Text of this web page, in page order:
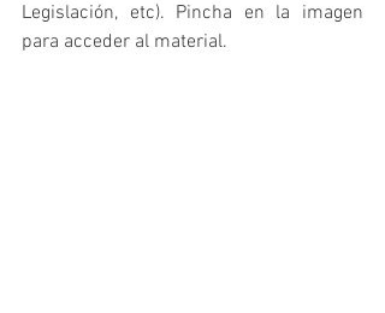
Legislación, etc). Pincha en la imagen
para acceder al material.